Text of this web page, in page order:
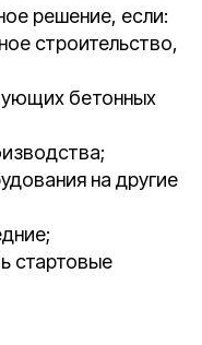
решение, если:
строительство,
бетонных
на другие
стартовые